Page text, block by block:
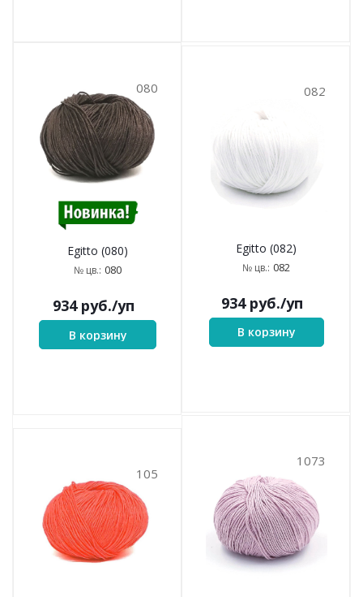
080
Egitto (080)
№ цв.: 080
934руб./уп
В корзину
082
Egitto (082)
№ цв.: 082
934руб./уп
В корзину
105
1073